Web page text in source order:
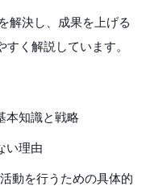
解決し、成果を上げる
く解説しています。
本知識と戦略
い理由
動を行うための具体的